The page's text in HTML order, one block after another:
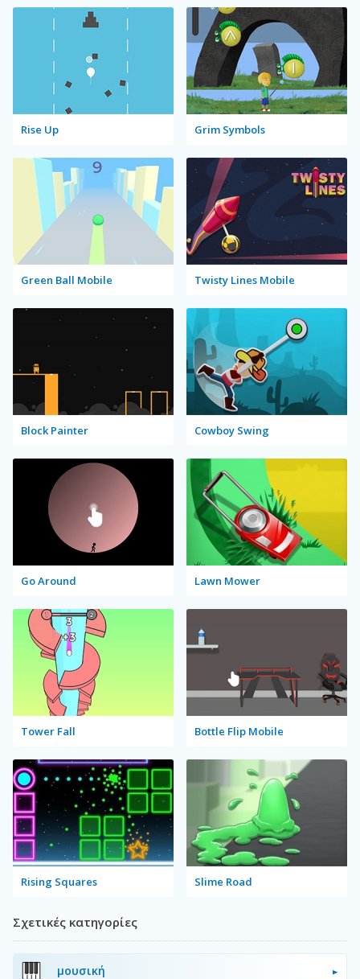
Rise Up Grim Symbols
Green Ball Mobile Twisty Lines Mobile
Block Painter Cowboy Swing
Go Around Lawn Mower
Tower Fall Bottle Flip Mobile
Rising Squares Slime Road
Σχετικές κατηγορίες
μουσική